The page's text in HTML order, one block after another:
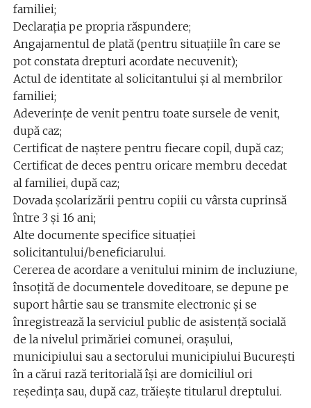
familiei;
Declaraţia pe propria răspundere;
Angajamentul de plată (pentru situaţiile în care se
pot constata drepturi acordate necuvenit);
Actul de identitate al solicitantului şi al membrilor
familiei;
Adeverinţe de venit pentru toate sursele de venit,
după caz;
Certificat de naştere pentru fiecare copil, după caz;
Certificat de deces pentru oricare membru decedat
al familiei, după caz;
Dovada şcolarizării pentru copiii cu vârsta cuprinsă
între 3 şi 16 ani;
Alte documente specifice situaţiei
solicitantului/beneficiarului.
Cererea de acordare a venitului minim de incluziune,
însoţită de documentele doveditoare, se depune pe
suport hârtie sau se transmite electronic şi se
înregistrează la serviciul public de asistenţă socială
de la nivelul primăriei comunei, oraşului,
municipiului sau a sectorului municipiului Bucureşti
în a cărui rază teritorială îşi are domiciliul ori
reşedinţa sau, după caz, trăieşte titularul dreptului.